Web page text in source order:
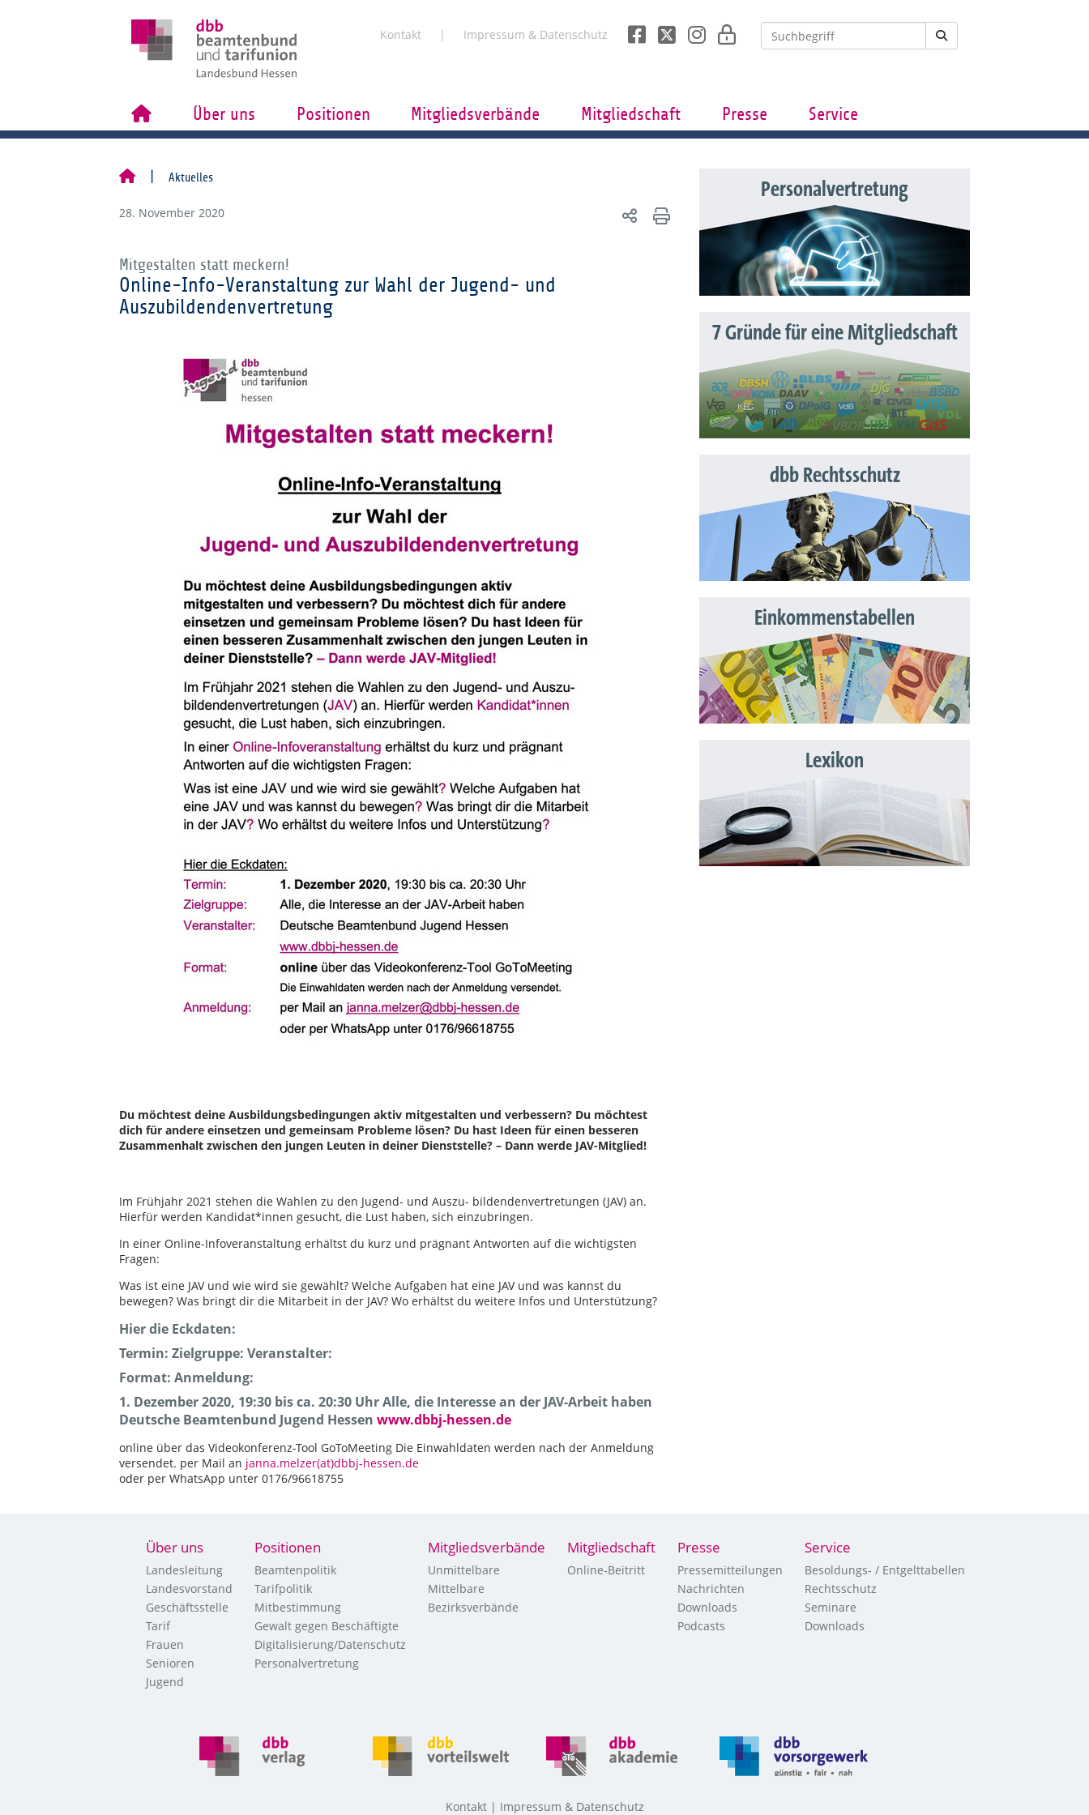
Kontakt Impressum & Datenschutz
Über uns Positionen Mitgliedsverbände Mitgliedschaft Presse Service
Aktuelles
28. November 2020
Mitgestalten statt meckern!
Online-Info-Veranstaltung zur Wahl der Jugend- und
Auszubildendenvertretung
Du möchtest deine Ausbildungsbedingungen aktiv mitgestalten und verbessern? Du möchtest
dich für andere einsetzen und gemeinsam Probleme lösen? Du hast Ideen für einen besseren
Zusammenhalt zwischen den jungen Leuten in deiner Dienststelle? – Dann werde JAV-Mitglied!
Im Frühjahr 2021 stehen die Wahlen zu den Jugend- und Auszu- bildendenvertretungen (JAV) an.
Hierfür werden Kandidat*innen gesucht, die Lust haben, sich einzubringen.
In einer Online-Infoveranstaltung erhältst du kurz und prägnant Antworten auf die wichtigsten
Fragen:
Was ist eine JAV und wie wird sie gewählt? Welche Aufgaben hat eine JAV und was kannst du
bewegen? Was bringt dir die Mitarbeit in der JAV? Wo erhältst du weitere Infos und Unterstützung?
Hier die Eckdaten:
Termin: Zielgruppe: Veranstalter:
Format: Anmeldung:
1. Dezember 2020, 19:30 bis ca. 20:30 Uhr Alle, die Interesse an der JAV-Arbeit haben
Deutsche Beamtenbund Jugend Hessen www.dbbj-hessen.de
online über das Videokonferenz-Tool GoToMeeting Die Einwahldaten werden nach der Anmeldung
versendet. per Mail an janna.melzer(at)dbbj-hessen.de
oder per WhatsApp unter 0176/96618755
Personalvertretung
7 Gründe für eine Mitgliedschaft
dbb Rechtsschutz
Einkommenstabellen
Lexikon
Über uns
Landesleitung
Landesvorstand
Geschäftsstelle
Tarif
Frauen
Senioren
Jugend
Positionen
Beamtenpolitik
Tarifpolitik
Mitbestimmung
Gewalt gegen Beschäftigte
Digitalisierung/Datenschutz
Personalvertretung
Mitgliedsverbände
Unmittelbare
Mittelbare
Bezirksverbände
Mitgliedschaft
Online-Beitritt
Presse
Pressemitteilungen
Nachrichten
Downloads
Podcasts
Service
Besoldungs- / Entgelttabellen
Rechtsschutz
Seminare
Downloads
Kontakt
Impressum & Datenschutz